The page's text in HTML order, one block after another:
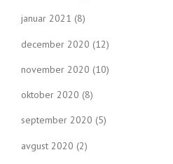
januar 2021 (8)
december 2020 (12)
november 2020 (10)
oktober 2020 (8)
september 2020 (5)
avgust 2020 (2)